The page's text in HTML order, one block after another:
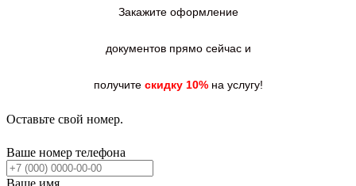
Закажите оформление
документов прямо сейчас и
получите скидку 10%на услугу!
Оставьте свой номер.
Ваше номер телефона
Ваше имя